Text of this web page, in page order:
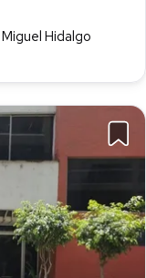
Hidalgo